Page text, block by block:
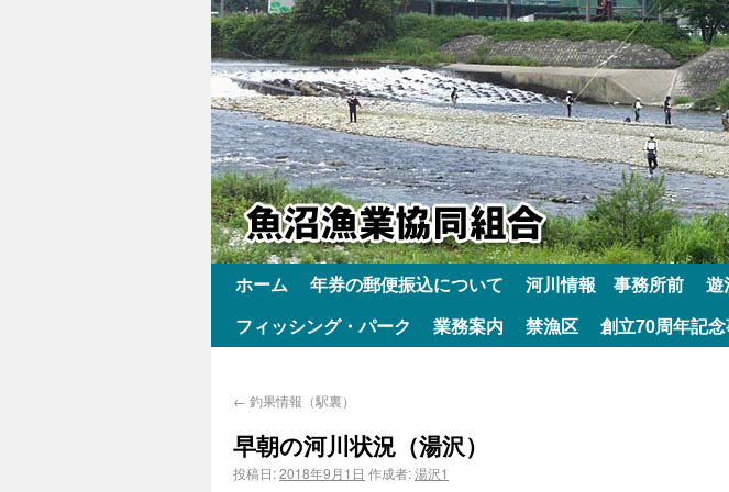
ホーム 年券の郵便振込について 河川情報 事務所前 遊
フィッシング・パーク
業務案内 禁漁区 創立70周年記
← 釣果情報（駅裏）
早朝の河川状況（湯沢）
投稿日:2018年9月1日 作成者:湯沢1